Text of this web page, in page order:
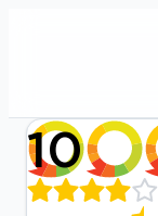
10